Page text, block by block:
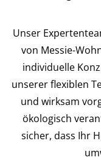
Unser
von Messie-
individuelle
unserer flexiblen
und wirksam
ökologisch
sicher, dass Ihr